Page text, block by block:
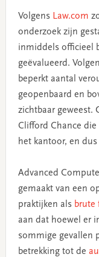
Volgens Law.com
onderzoek zijn
inmiddels officieel
geëvalueerd.
beperkt aantal
geopenbaard en
zichtbaar geweest.
Clifford Chance
het kantoor, en
Advanced
gemaakt van een
praktijken als brute
aan dat hoewel er
sommige gevallen
betrekking tot de